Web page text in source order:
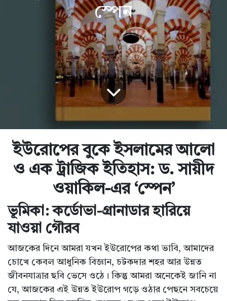
স্পেন
ইউরোপের বুকে ইসলামের আলো
ও এক ট্রাজিক ইতিহাস: ড. সায়ীদ
ওয়াকিল-এর ‘স্পেন’
ভূমিকা: কর্ডোভা-গ্রানাডার হারিয়ে
যাওয়া গৌরব
আজকের দিনে আমরা যখন ইউরোপের কথা ভাবি, আমাদের
চোখে কেবল আধুনিক বিজ্ঞান, চটকদার শহর আর উন্নত
জীবনযাত্রার ছবি ভেসে ওঠে। কিন্তু আমরা অনেকেই জানি না
যে, আজকের এই উন্নত ইউরোপ গড়ে ওঠার পেছনে সবচেয়ে